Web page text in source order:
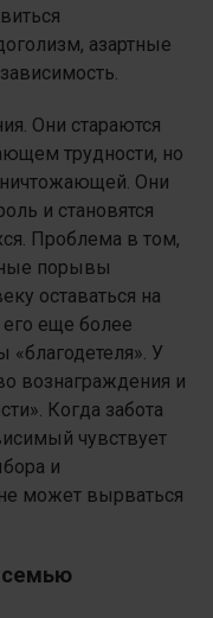
азартные
Они стараются
трудности, но
Они
и становятся
Проблема в том,
порывы
оставаться на
его еще более
У
вознаграждения и
Когда забота
чувствует
и
может вырваться
семью